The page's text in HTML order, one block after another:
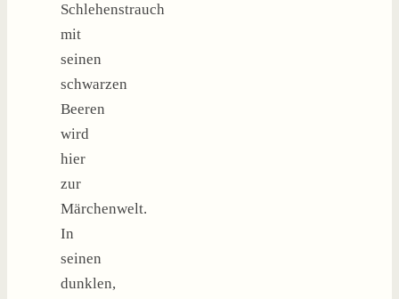
Schlehenstrauch
mit
seinen
schwarzen
Beeren
wird
hier
zur
Märchenwelt.
In
seinen
dunklen,